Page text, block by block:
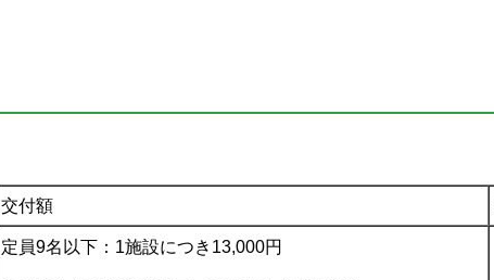
交付額
定員9名以下：1施設につき13,000円